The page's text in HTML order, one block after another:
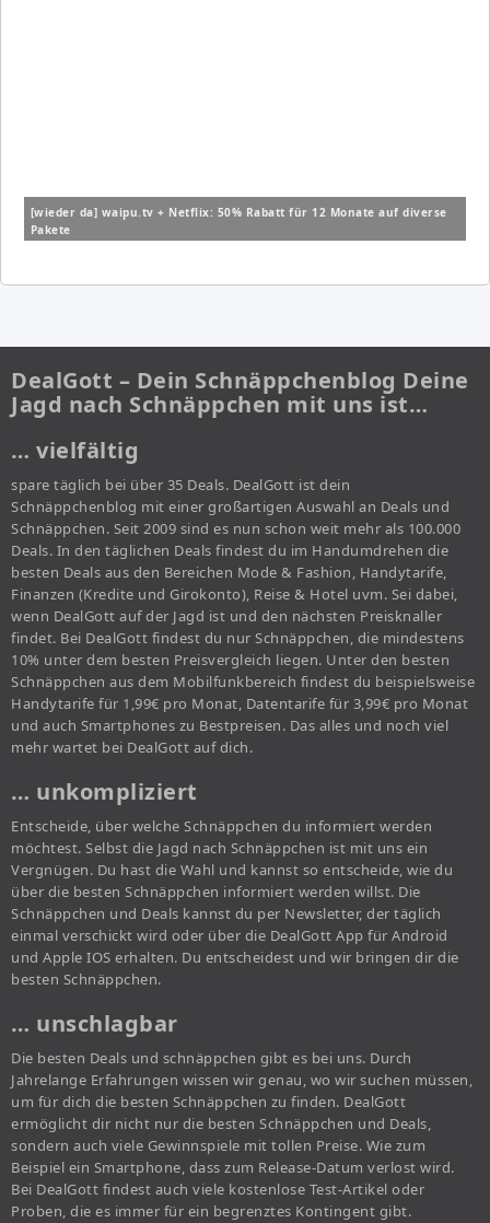
[wieder da] waipu.tv + Netflix: 50% Rabatt für 12 Monate auf diverse
Pakete
DealGott – Dein Schnäppchenblog Deine
Jagd nach Schnäppchen mit uns ist…
… vielfältig
spare täglich bei über 35 Deals. DealGott ist dein
Schnäppchenblog mit einer großartigen Auswahl an Deals und
Schnäppchen. Seit 2009 sind es nun schon weit mehr als 100.000
Deals. In den täglichen Deals findest du im Handumdrehen die
besten Deals aus den Bereichen Mode & Fashion, Handytarife,
Finanzen (Kredite und Girokonto), Reise & Hotel uvm. Sei dabei,
wenn DealGott auf der Jagd ist und den nächsten Preisknaller
findet. Bei DealGott findest du nur Schnäppchen, die mindestens
10% unter dem besten Preisvergleich liegen. Unter den besten
Schnäppchen aus dem Mobilfunkbereich findest du beispielsweise
Handytarife für 1,99€ pro Monat, Datentarife für 3,99€ pro Monat
und auch Smartphones zu Bestpreisen. Das alles und noch viel
mehr wartet bei DealGott auf dich.
… unkompliziert
Entscheide, über welche Schnäppchen du informiert werden
möchtest. Selbst die Jagd nach Schnäppchen ist mit uns ein
Vergnügen. Du hast die Wahl und kannst so entscheide, wie du
über die besten Schnäppchen informiert werden willst. Die
Schnäppchen und Deals kannst du per Newsletter, der täglich
einmal verschickt wird oder über die DealGott App für Android
und Apple IOS erhalten. Du entscheidest und wir bringen dir die
besten Schnäppchen.
… unschlagbar
Die besten Deals und schnäppchen gibt es bei uns. Durch
Jahrelange Erfahrungen wissen wir genau, wo wir suchen müssen,
um für dich die besten Schnäppchen zu finden. DealGott
ermöglicht dir nicht nur die besten Schnäppchen und Deals,
sondern auch viele Gewinnspiele mit tollen Preise. Wie zum
Beispiel ein Smartphone, dass zum Release-Datum verlost wird.
Bei DealGott findest auch viele kostenlose Test-Artikel oder
Proben, die es immer für ein begrenztes Kontingent gibt.